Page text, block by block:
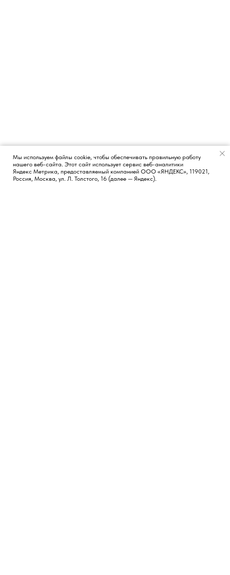
Появился вопрос?
Мы используем файлы cookie, чтобы обеспечивать правильную работу
нашего веб-сайта. Этот сайт использует сервис веб-аналитики
Яндекс Метрика, предоставляемый компанией ООО «ЯНДЕКС», 119021,
Россия, Москва, ул. Л. Толстого, 16 (далее — Яндекс).